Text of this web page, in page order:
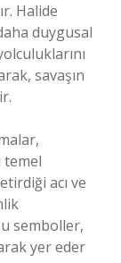
Halide
duygusal
savaşın
temel
acı ve
semboller,
yer eder